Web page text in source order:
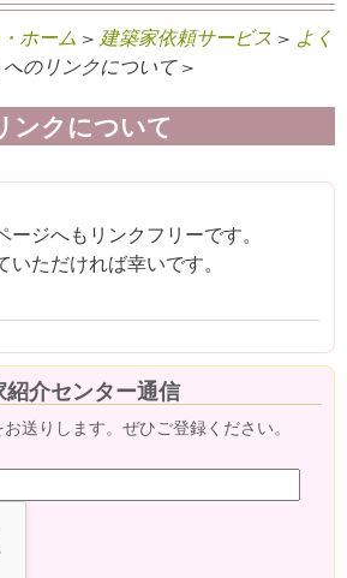
ホーム > 建築家依頼サービス > よく
のリンクについて >
ンクについて
ージへもリンクフリーです。
ただければ幸いです。
介センター通信
送りします。ぜひご登録ください。